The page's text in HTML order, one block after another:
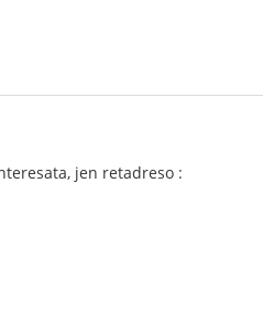
jen retadreso :